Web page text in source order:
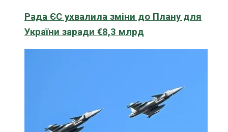
Рада ЄС ухвалила зміни до Плану для
України заради €8,3 млрд